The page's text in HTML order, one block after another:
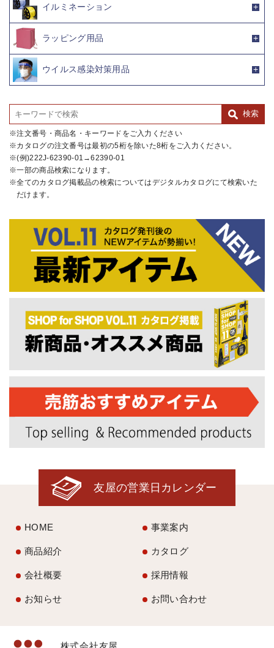
イルミネーション
ラッピング用品
ウイルス感染対策用品
注文番号・商品名・キーワードをご入力ください
カタログの注文番号は最初の5桁を除いた8桁をご入力ください。
(例)222J-62390-01→62390-01
一部の商品検索になります。
全てのカタログ掲載品の検索についてはデジタルカタログにて検索いた
だけます。
友屋の営業日カレンダー
HOME 事業案内
商品紹介 カタログ
会社概要 採用情報
お知らせ お問い合わせ